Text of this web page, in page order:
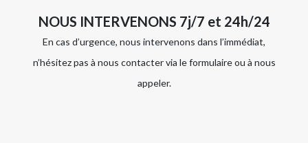
NOUS INTERVENONS 7j/7 et 24h/24
En cas d’urgence, nous intervenons dans l’immédiat,
n’hésitez pas à nous contacter via le formulaire ou à nous
appeler.